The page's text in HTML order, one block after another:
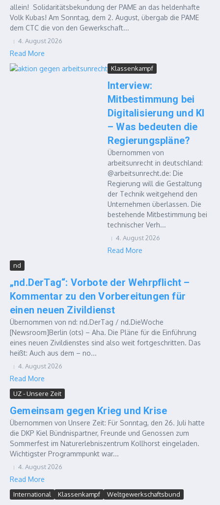
allein! Solidaritätsbekundung der PAME an das heldenhafte
Volk Kubas! Am Sonntag, dem 2. August, übergab die PAME
dem CTC die von den Gewerkschaft...
4. August 2026
Read More
Klassenkampf
Interview:
Mitbestimmung bei
Digitalisierung und KI
– Was bedeuten die
Regierungspläne?
Übernommen von
arbeitsunrecht in deutschland:
@arbeitsunrecht.de: Die
Regierung will die Gestaltung
der Technik weitgehend den
Unternehmen überlassen. Die
bestehende Mitbestimmung bei
technischer Verh...
4. August 2026
Read More
nd
„nd.DerTag“: Vorbote der Wehrpflicht –
Kommentar zu den Vorbereitungen für
einen neuen Zivildienst
Übernommen von nd: nd.DerTag / nd.DieWoche
[Newsroom]Berlin (ots) – Aha. Die Pläne für die Einführung
eines neuen Zivildienstes sind also weit fortgeschritten. Das
heißt: Auch aus dem – no...
4. August 2026
Read More
UZ - Unsere Zeit
Gemeinsam gegen Krieg und Krise
Übernommen von Unsere Zeit: Für Sonntag, den 26. Juli hatte
die DKP Kiel Bündnispartner, Freunde und Genossen zum
Sommerfest im Naturerlebniszentrum Kollhorst eingeladen.
Wichtigster Programmpunkt war...
4. August 2026
Read More
International Klassenkampf Weltgewerkschaftsbund